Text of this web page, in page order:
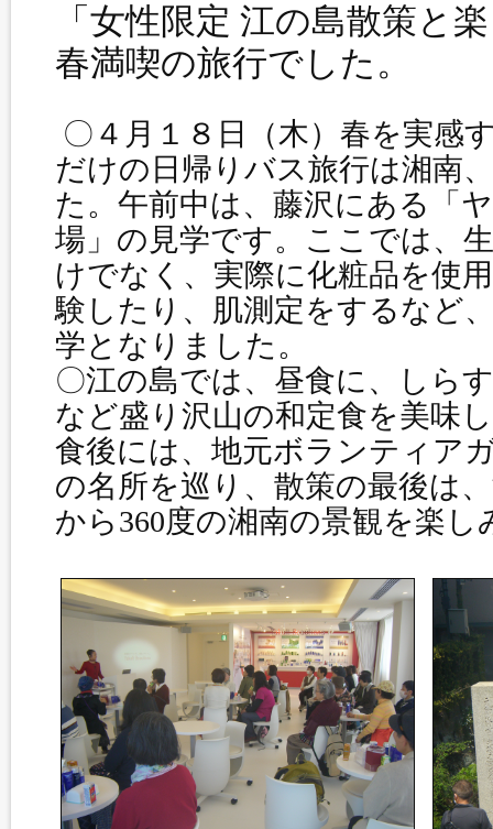
「女性限定 江の島散策と
春満喫の旅行でした。
〇４月１８日（木）春を実感
だけの日帰りバス旅行は湘南
た。午前中は、藤沢にある「
場」の見学です。ここでは、
けでなく、実際に化粧品を使
験したり、肌測定をするなど
学となりました。
〇江の島では、昼食に、しら
など盛り沢山の和定食を美味
食後には、地元ボランティア
の名所を巡り、散策の最後は
から360度の湘南の景観を楽し